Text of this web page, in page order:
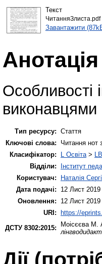
Текст
ЧитанняЗлиста.pdf
Завантажити
Анотація
Особливості
виконавцями
Тип ресурсу: Стаття
Ключові слова:
Читання нот
Класифікатор:
L Освіта >
Відділи:
Інститут
Користувач:
Наталія
Дата подачі:
12 Лист
Оновлення:
12 Лист
URI: https://
ДСТУ 8302:2015:
Моісєєва М.